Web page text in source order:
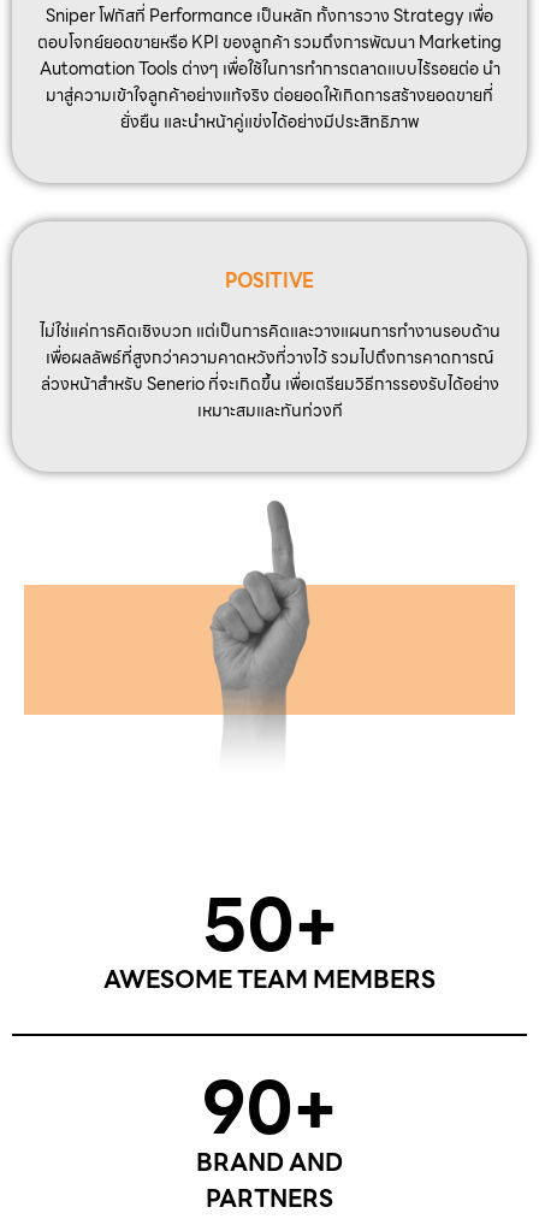
Sniper โฟกัสที่ Performance เป็นหลัก ทั้งการวาง Strategy เพื่อ
ตอบโจทย์ยอดขายหรือ KPI ของลูกค้า รวมถึงการพัฒนา Marketing
Automation Tools ต่างๆ เพื่อใช้ในการทำการตลาดแบบไร้รอยต่อ นำ
มาสู่ความเข้าใจลูกค้าอย่างแท้จริง ต่อยอดให้เกิดการสร้างยอดขายที่
ยั่งยืน และนำหน้าคู่แข่งได้อย่างมีประสิทธิภาพ
POSITIVE
ไม่ใช่แค่การคิดเชิงบวก แต่เป็นการคิดและวางแผนการทำงานรอบด้าน
เพื่อผลลัพธ์ที่สูงกว่าความคาดหวังที่วางไว้ รวมไปถึงการคาดการณ์
ล่วงหน้าสำหรับ Senerio ที่จะเกิดขึ้น เพื่อเตรียมวิธีการรองรับได้อย่าง
เหมาะสมและทันท่วงที
50+
AWESOME TEAM MEMBERS
90+
BRAND AND
PARTNERS